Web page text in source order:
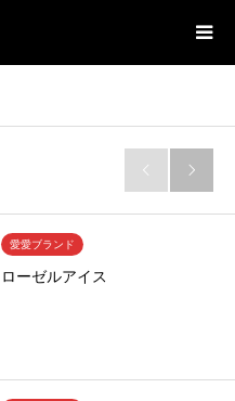
 
愛愛ブランド
ローゼルアイス